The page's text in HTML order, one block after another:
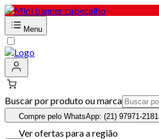
Menu
Buscar por produto ou marca
Compre pelo WhatsApp: (21) 97971-2181
Ver ofertas para a região